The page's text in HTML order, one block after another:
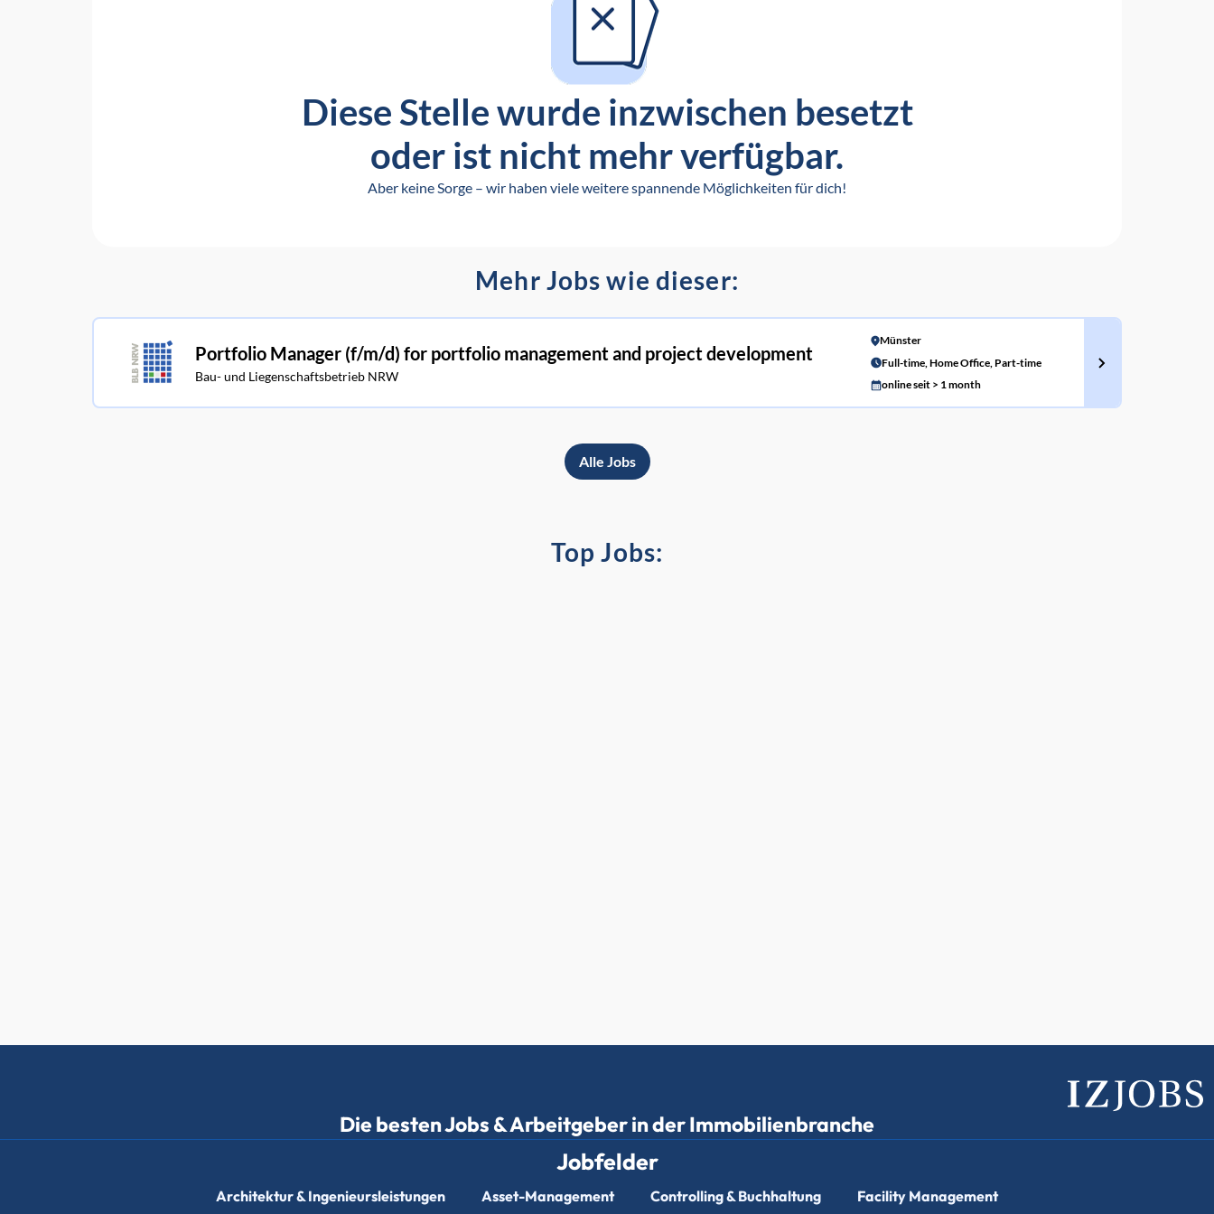
Diese Stelle wurde inzwischen besetzt
oder ist nicht mehr verfügbar.
Aber keine Sorge – wir haben viele weitere spannende Möglichkeiten für dich!
Mehr Jobs wie dieser:
Portfolio Manager (f/m/d) for portfolio management and project development
Bau- und Liegenschaftsbetrieb NRW
Münster
Full-time, Home Office, Part-time
online seit > 1 month
Alle Jobs
Top Jobs:
Die besten Jobs & Arbeitgeber in der Immobilienbranche
Jobfelder
Architektur & Ingenieursleistungen Asset-Management Controlling & Buchhaltung Facility Management